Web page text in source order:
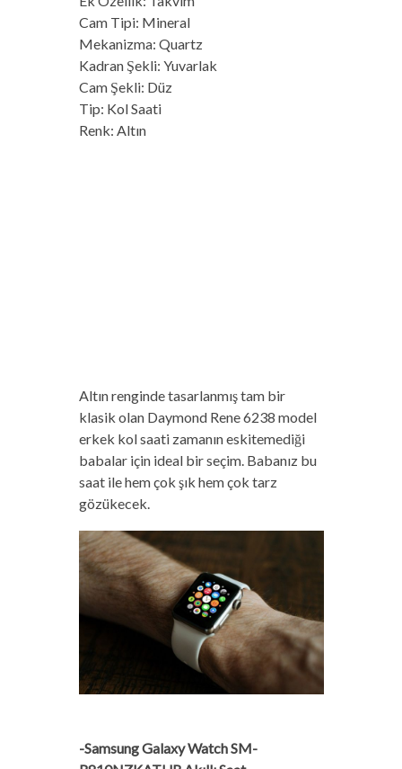
Cam Tipi: Mineral
Mekanizma: Quartz
Kadran Şekli: Yuvarlak
Cam Şekli: Düz
Tip: Kol Saati
Renk: Altın
Altın renginde tasarlanmış tam bir
klasik olan Daymond Rene 6238 model
erkek kol saati zamanın eskitemediği
babalar için ideal bir seçim. Babanız bu
saat ile hem çok şık hem çok tarz
gözükecek.
-Samsung Galaxy Watch SM-